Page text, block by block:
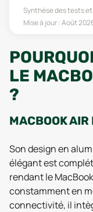
Synthèse des tests
Mise à jour :Août
LE
?
MACBOOK
Son design en
élégant est
rendant le
constamment en
connectivité, il